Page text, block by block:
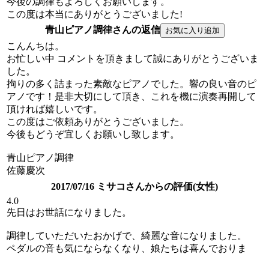
この度は本当にありがとうございました!
青山ピアノ調律さんの返信
こんんちは。
お忙しい中 コメントを頂きまして誠にありがとうございま
した。
拘りの多く詰まった素敵なピアノでした。響の良い音のピ
アノです！是非大切にして頂き、これを機に演奏再開して
頂ければ嬉しいです。
この度はご依頼ありがとうございました。
今後もどうぞ宜しくお願いし致します。
青山ピアノ調律
佐藤慶次
2017/07/16 ミサコさんからの評価(女性)
4.0
先日はお世話になりました。
調律していただいたおかげで、綺麗な音になりました。
ペダルの音も気にならなくなり、娘たちは喜んでおりま